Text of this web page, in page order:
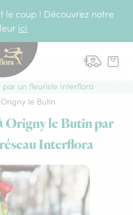
le coup ! Découvrez notre
ici
par un fleuriste Interflora
Origny le Butin
Origny le Butin par
Interflora